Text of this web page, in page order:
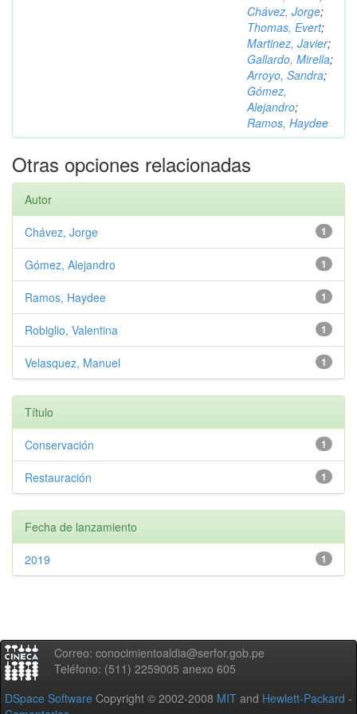
Chávez, Jorge;
Thomas, Evert;
Martinez, Javier;
Gallardo, Mirella;
Arroyo, Sandra;
Gómez,
Alejandro;
Ramos, Haydee
Otras opciones relacionadas
Autor
1
Chávez, Jorge
1
Gómez, Alejandro
1
Ramos, Haydee
1
Robiglio, Valentina
1
Velasquez, Manuel
Título
1
Conservación
1
Restauración
Fecha de lanzamiento
1
2019
Correo: conocimientoaldia@serfor.gob.pe
Teléfono: (511) 2259005 anexo 605
DSpace Software Copyright © 2002-2008 MIT and Hewlett-Packard -